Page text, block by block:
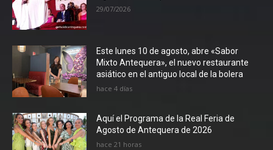
29/07/2026
Este lunes 10 de agosto, abre «Sabor
Mixto Antequera», el nuevo restaurante
asiático en el antiguo local de la bolera
hace 4 días
Aquí el Programa de la Real Feria de
Agosto de Antequera de 2026
hace 21 horas